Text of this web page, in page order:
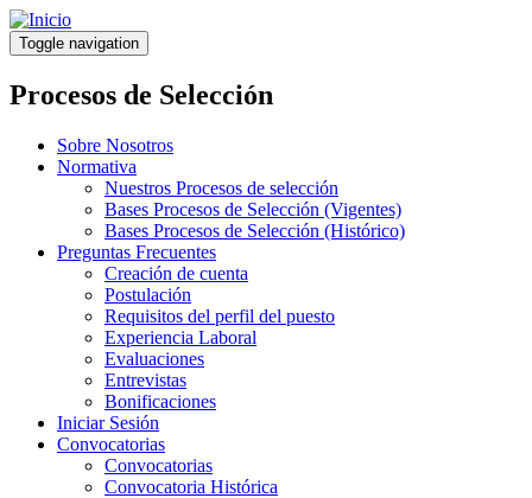
Pasar
al
contenido
principal
Toggle navigation
Procesos de Selección
Sobre Nosotros
Normativa
Nuestros Procesos de selección
Bases Procesos de Selección (Vigentes)
Bases Procesos de Selección (Histórico)
Preguntas Frecuentes
Creación de cuenta
Postulación
Requisitos del perfil del puesto
Experiencia Laboral
Evaluaciones
Entrevistas
Bonificaciones
Iniciar Sesión
Convocatorias
Convocatorias
Convocatoria Histórica